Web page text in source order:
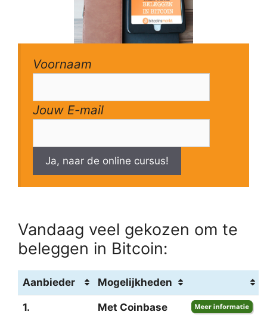
Voornaam
Jouw E-mail
Ja, naar de online cursus!
Vandaag veel gekozen om te
beleggen in Bitcoin:
Aanbieder Mogelijkheden
1.
Met Coinbase